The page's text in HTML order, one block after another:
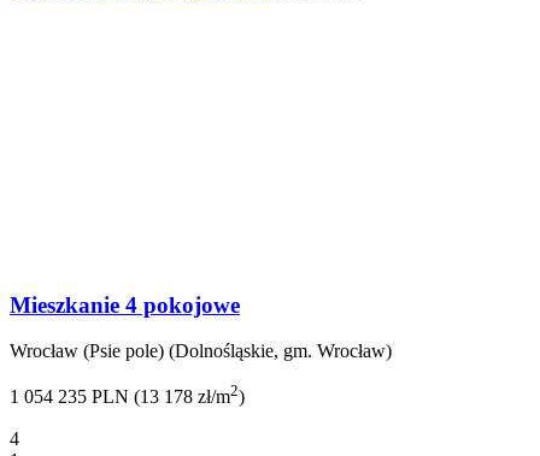
Mieszkanie 4 pokojowe
Wrocław (Psie pole) (Dolnośląskie, gm. Wrocław)
1 054 235 PLN (13 178 zł/m2)
4